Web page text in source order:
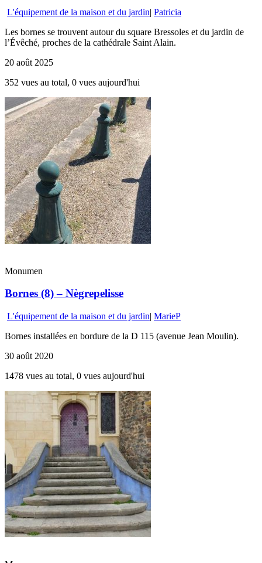
L'équipement de la maison et du jardin| Patricia
Les bornes se trouvent autour du square Bressoles et du jardin de
l’Évêché, proches de la cathédrale Saint Alain.
20 août 2025
352 vues au total, 0 vues aujourd'hui
Monumen
Bornes (8) – Nègrepelisse
L'équipement de la maison et du jardin| MarieP
Bornes installées en bordure de la D 115 (avenue Jean Moulin).
30 août 2020
1478 vues au total, 0 vues aujourd'hui